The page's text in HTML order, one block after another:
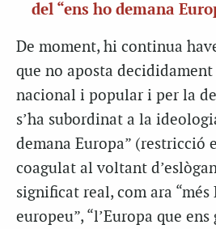
del “ens ho demana
De moment, hi continua
que no aposta
nacional i popular i per la
s’ha subordinat a la
demana Europa” (restricció
coagulat al voltant
significat real, com ara “més
europeu”, “l’Europa que